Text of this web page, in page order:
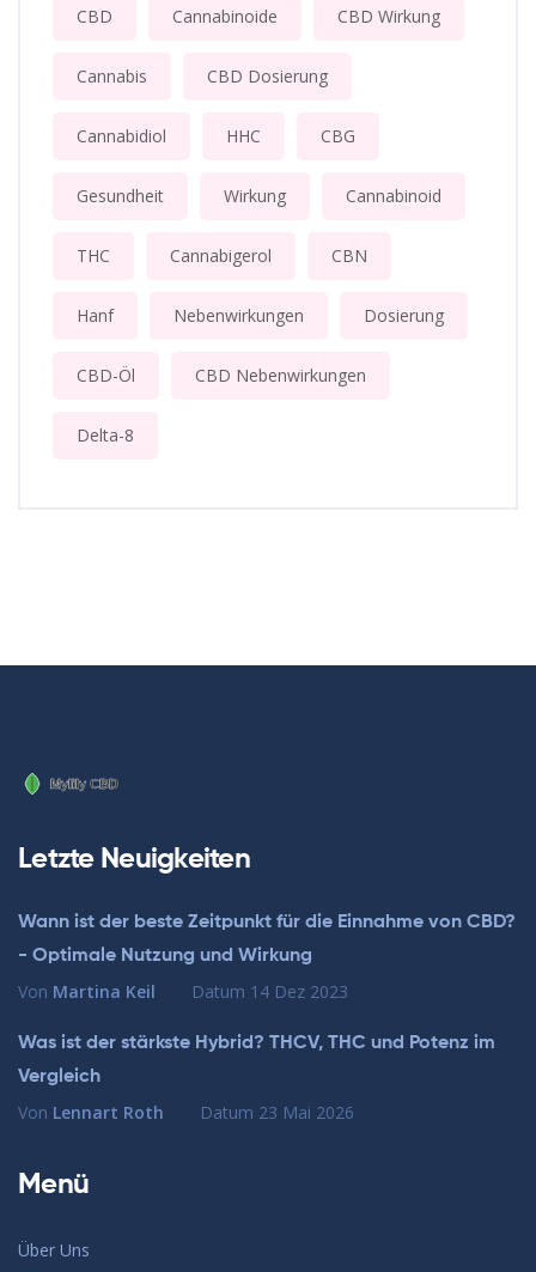
CBD Cannabinoide CBD Wirkung
Cannabis CBD Dosierung
Cannabidiol HHC CBG
Gesundheit Wirkung Cannabinoid
THC Cannabigerol CBN
Hanf Nebenwirkungen Dosierung
CBD-Öl CBD Nebenwirkungen
Delta-8
Letzte Neuigkeiten
Wann ist der beste Zeitpunkt für die Einnahme von CBD?
- Optimale Nutzung und Wirkung
Von Martina Keil Datum 14 Dez 2023
Was ist der stärkste Hybrid? THCV, THC und Potenz im
Vergleich
Von Lennart Roth Datum 23 Mai 2026
Menü
Über Uns